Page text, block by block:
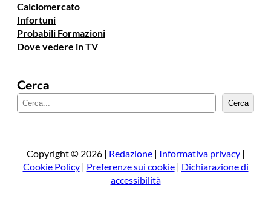
Calciomercato
Infortuni
Probabili Formazioni
Dove vedere in TV
Cerca
e
a
Cerca
Copyright © 2026 | Redazione | Informativa privacy|
Cookie Policy| Preferenze sui cookie| Dichiarazione di
accessibilità